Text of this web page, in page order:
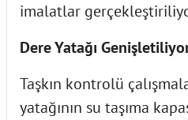
imalatlar
Dere Yatağı
Taşkın kontrolü
yatağının su taşıma